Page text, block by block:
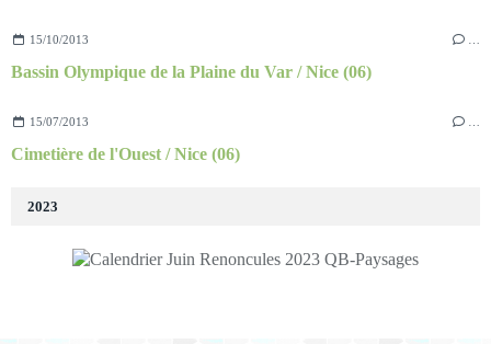
15/10/2013
Bassin Olympique de la Plaine du Var / Nice (06)
15/07/2013
Cimetière de l'Ouest / Nice (06)
2023